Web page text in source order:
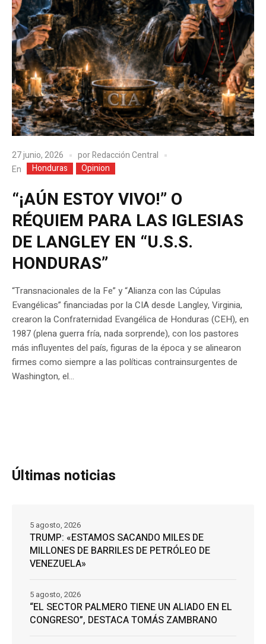
27 junio, 2026 porRedacción Central
En
Honduras Opinion
“¡AÚN ESTOY VIVO!” O
RÉQUIEM PARA LAS IGLESIAS
DE LANGLEY EN “U.S.S.
HONDURAS”
“Transnacionales de la Fe” y “Alianza con las Cúpulas
Evangélicas” financiadas por la CIA desde Langley, Virginia,
crearon la Confraternidad Evangélica de Honduras (CEH), en
1987 (plena guerra fría, nada sorprende), con los pastores
más influyentes del país, figuras de la época y se alinearon
firmes como siempre a las políticas contrainsurgentes de
Washington, el...
Últimas noticias
TRUMP: «ESTAMOS SACANDO MILES DE
MILLONES DE BARRILES DE PETRÓLEO DE
VENEZUELA»
5 agosto, 2026
“EL SECTOR PALMERO TIENE UN ALIADO EN EL
CONGRESO”, DESTACA TOMÁS ZAMBRANO
5 agosto, 2026